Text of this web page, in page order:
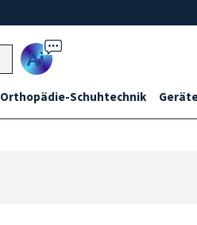
Ai
Orthopädie-Schuhtechnik